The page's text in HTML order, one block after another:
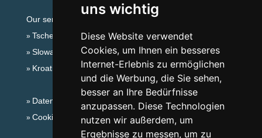
uns wichtig
Diese Website verwendet
Cookies, um Ihnen ein besseres
Internet-Erlebnis zu ermöglichen
und die Werbung, die Sie sehen,
besser an Ihre Bedürfnisse
anzupassen. Diese Technologien
nutzen wir außerdem, um
Ergebnisse zu messen, um zu
Our servers:
Tschechische Gebirge
Slowakische Gebirge
Kroatien
Datenschutz
Cookies